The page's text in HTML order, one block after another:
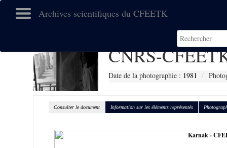
Archives scientifiques du CFEETK
CNRS-
Date de la photographie : 1981
Consulter le document Information sur les éléments représentés